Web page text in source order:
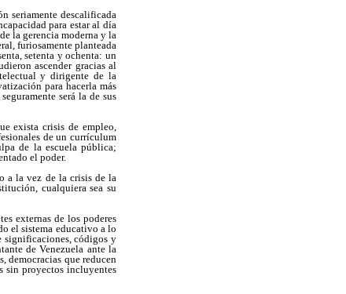
seriamente descalificada
para estar al día
la gerencia moderna y la
furiosamente planteada
setenta y ochenta: un
ascender gracias al
y dirigente de la
para hacerla más
será la de sus
exista crisis de empleo,
de un currículum
de la escuela pública;
el poder.
a la vez de la crisis de la
cualquiera sea su
externas de los poderes
el sistema educativo a lo
significaciones, códigos y
de Venezuela ante la
democracias que reducen
sin proyectos incluyentes